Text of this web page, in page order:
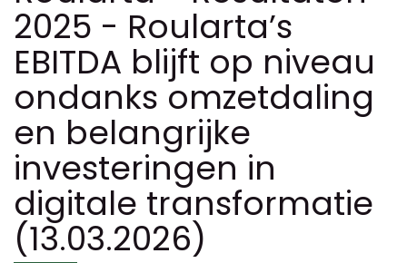
2025 - Roularta’s
EBITDA blijft op niveau
ondanks omzetdaling
en belangrijke
investeringen in
digitale transformatie
(13.03.2026)